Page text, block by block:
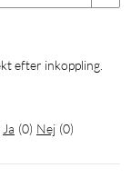
Ja (0) Nej (0)